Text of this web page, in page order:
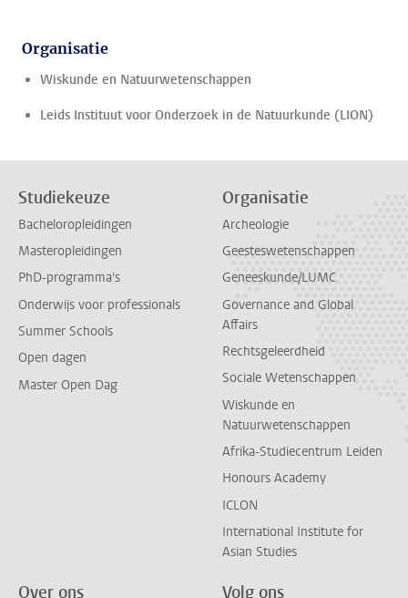
Organisatie
Wiskunde en Natuurwetenschappen
Leids Instituut voor Onderzoek in de Natuurkunde (LION)
Studiekeuze
Bacheloropleidingen
Masteropleidingen
PhD-programma's
Onderwijs voor professionals
Summer Schools
Open dagen
Master Open Dag
Organisatie
Archeologie
Geesteswetenschappen
Geneeskunde/LUMC
Governance and Global
Affairs
Rechtsgeleerdheid
Sociale Wetenschappen
Wiskunde en
Natuurwetenschappen
Afrika-Studiecentrum Leiden
Honours Academy
ICLON
International Institute for
Asian Studies
Over ons Volg ons